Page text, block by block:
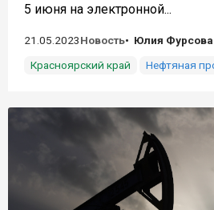
5 июня на электронной...
21.05.2023Новость
Юлия Фурсова
Красноярский край
Нефтяная